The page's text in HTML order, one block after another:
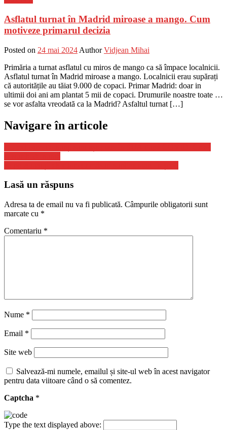
Asflatul turnat în Madrid miroase a mango. Cum
motiveze primarul decizia
Posted on 24 mai 2024 Author Vidjean Mihai
Primăria a turnat asflatul cu miros de mango ca să împace localnicii.
Asflatul turnat în Madrid miroase a mango. Localnicii erau supărați
că autoritățile au tăiat 9.000 de copaci. Primar Madrid: doar in
ultimii doi ani am plantat 5 mii de copaci. Drumurile noastre toate …
se vor asfalta vreodată ca la Madrid? Asfaltul turnat […]
Navigare în articole
Lasă un răspuns
Adresa ta de email nu va fi publicată. Câmpurile obligatorii sunt
marcate cu *
Comentariu *
Nume *
Email *
Site web
Salvează-mi numele, emailul și site-ul web în acest navigator
pentru data viitoare când o să comentez.
Captcha *
Type the text displayed above: